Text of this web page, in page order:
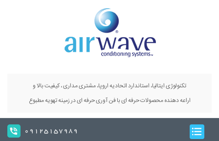
تکنولوژی ایتالیا، استاندارد اتحادیه اروپا، مشتری مداری ، کیفیت بالا و
اراعه دهنده محصولات حرفه ای با فن آوری حرفه ای در زمینه تهویه مطبوع
09125157989